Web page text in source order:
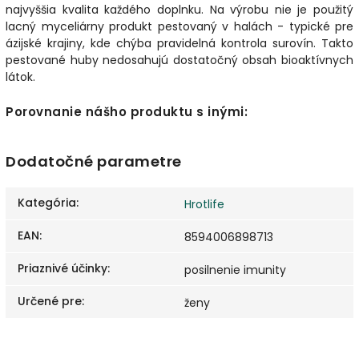
najvyššia kvalita každého doplnku. Na výrobu nie je použitý
lacný myceliárny produkt pestovaný v halách - typické pre
ázijské krajiny, kde chýba pravidelná kontrola surovín. Takto
pestované huby nedosahujú dostatočný obsah bioaktívnych
látok.
Porovnanie nášho produktu s inými:
Dodatočné parametre
Kategória:
Hrotlife
EAN:
8594006898713
Priaznivé účinky:
posilnenie imunity
Určené pre: ženy